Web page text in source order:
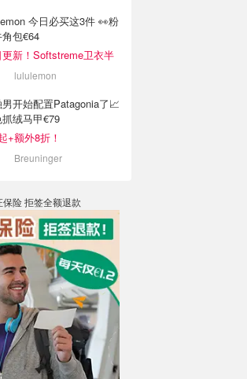
今日必买这3件 👀粉
包€64
新！Softstreme卫衣半
lululemon
开始配置Patagonia了📈
绒马甲€79
+额外8折！
Breuninger
险 拒签全额退款